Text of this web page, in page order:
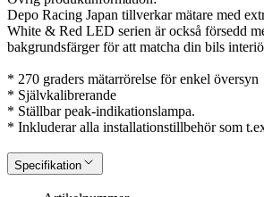
Depo Racing Japan tillverkar mätare med
White & Red LED serien är också försedd
bakgrundsfärger för att matcha din bils
* 270 graders mätarrörelse för enkel översyn
* Självkalibrerande
* Ställbar peak-indikationslampa.
* Inkluderar alla installationstillbehör som
Specifikation